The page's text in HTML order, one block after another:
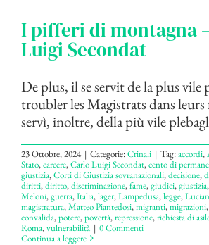
I pifferi di montagna
Luigi Secondat
De plus, il se servit de la plus vile
troubler les Magistrats dans
servì, inoltre, della più vile
23 Ottobre, 2024 | Categorie:Crinali | Tag:accordi,
Stato,carcere,Carlo Luigi Secondat,cento di
giustizia,Corti di Giustizia sovranazionali,decisione,
diritti,diritto,discriminazione,fame,giudici,giustizia,
Meloni,guerra,Italia,lager,Lampedusa,legge,
magistratura,Matteo Piantedosi,migranti,migrazioni,
convalida,potere,povertà,repressione,richiesta di
Roma,vulnerabilità | 0 Commenti
Continua a leggere